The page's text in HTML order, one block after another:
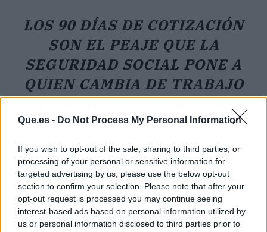
Que.es - Do Not Process My Personal Information
If you wish to opt-out of the sale, sharing to third parties, or
processing of your personal or sensitive information for
targeted advertising by us, please use the below opt-out
section to confirm your selection. Please note that after your
opt-out request is processed you may continue seeing
interest-based ads based on personal information utilized by
us or personal information disclosed to third parties prior to
LOS 90 DÍAS DE COTIZACIÓN
SON EL PEAJE QUE LA
SEGURIDAD SOCIAL PONE A
QUIEN CAMBIA DE TRABAJO
POR INICIATIVA PROPIA.
tu empleo actual para probar en otro sitio,
conviene que sepas esto: cualquier despido
antes de los 3 meses te deja sin derecho a paro
y te obliga a empezar de cero. La medida,
además, no distingue entre quien se fue porque
no aguantaba más y quien simplemente